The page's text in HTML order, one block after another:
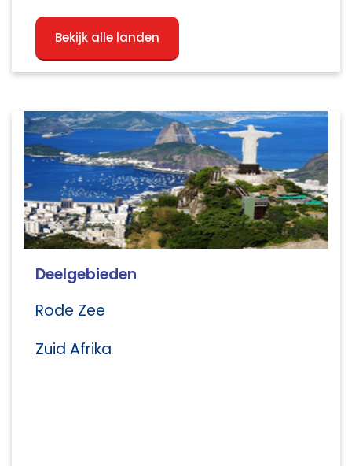
Bekijk alle landen
Deelgebieden
Rode Zee
Zuid Afrika